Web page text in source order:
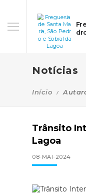
Notícias
Início
Trânsito
Lagoa
08-MAI-2024